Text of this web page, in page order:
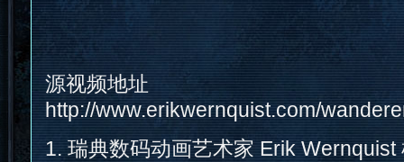
源视频地址
http://www.erikwernquist.com/
1. 瑞典数码动画艺术家 Erik